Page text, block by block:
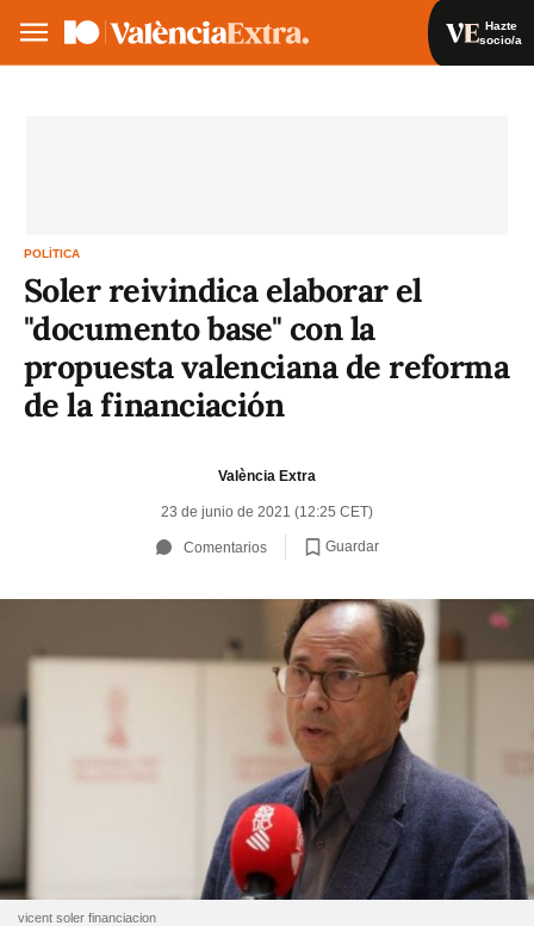
Hazte
socio/a
POLÍTICA
Soler reivindica elaborar el
"documento base" con la
propuesta valenciana de reforma
de la financiación
València Extra
23 de junio de 2021 (12:25 CET)
Comentarios Guardar
vicent soler financiacion